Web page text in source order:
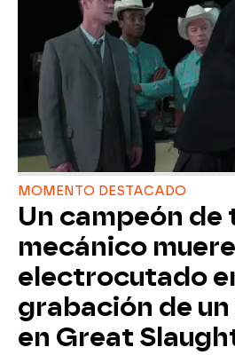
MOMENTO DESTACADO
Un campeón de
mecánico muere
electrocutado
grabación de
en Great